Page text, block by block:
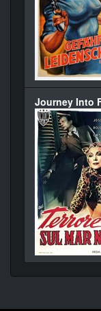
Journey Into